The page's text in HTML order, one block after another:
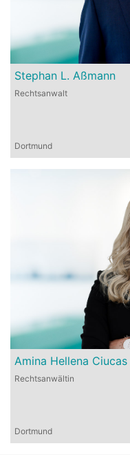
Stephan L. Aßmann
Rechtsanwalt
Dortmund
Amina Hellena Ciucas
Rechtsanwältin
Dortmund